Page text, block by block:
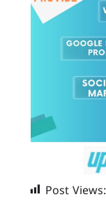
Post Views: